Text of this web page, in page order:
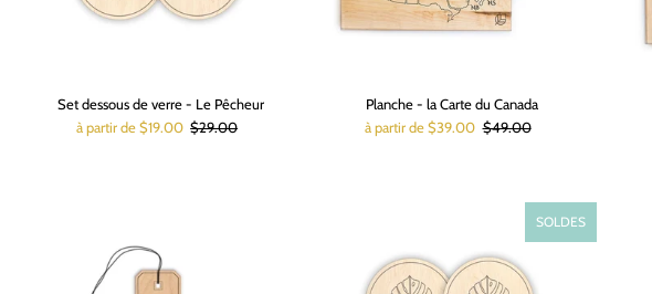
Set dessous de verre - Le Pêcheur
à partir de $19.00 $29.00
Planche - la Carte du Canada
à partir de $39.00 $49.00
SOLDES